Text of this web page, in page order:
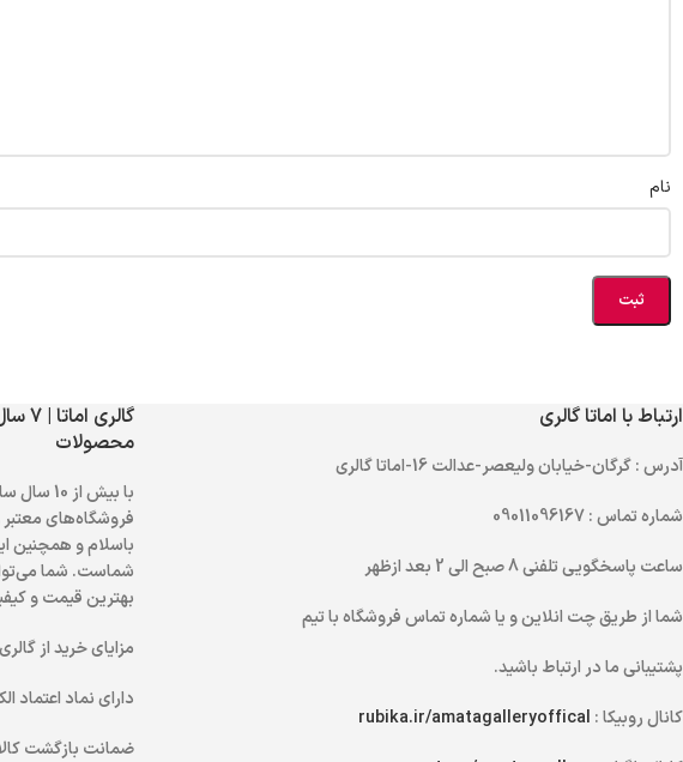
نام
ارتباط با اماتا گالری
آدرس: گرگان-خیابان ولیعصر-عدالت 16-اماتا گالری
شماره تماس: 09011096167
ساعت پاسخگویی تلفنی
شما از طریقچت انلاینو یاشماره تماسفروشگاه با تیم
پشتیبانی ما در ارتباط باشید.
کانال روبیکا : rubika.ir/amatagalleryoffical
محصولات
با بیش
فروشگاه‌های معتبر
شماست. شما
بهترین قیمت و
مزایای خرید از
دارای نماد اعتماد
ضمانت بازگشت